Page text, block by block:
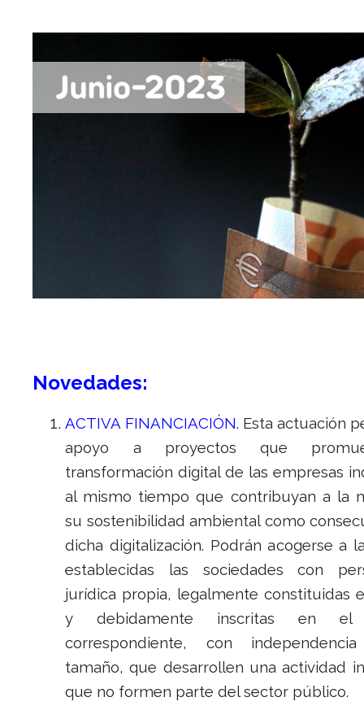
Novedades:
ACTIVA FINANCIACIÓN. Esta actuación
apoyo a proyectos que
transformación digital de las empresas
al mismo tiempo que contribuyan a la
su sostenibilidad ambiental como
dicha digitalización. Podrán acogerse a
establecidas las sociedades con
jurídica propia, legalmente constituidas
y debidamente inscritas en el
correspondiente, con
tamaño, que desarrollen una actividad
que no formen parte del sector público.